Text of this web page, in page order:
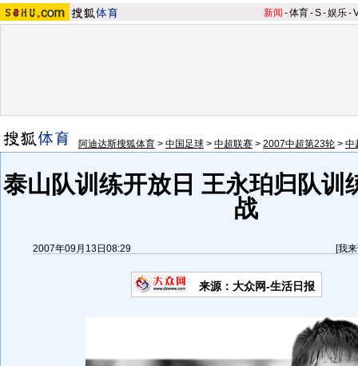
新闻 -体育-S-娱乐-
阿迪达斯搜狐体育 > 中国足球 > 中超联赛 > 2007中超第23轮 > 中
泰山队训练开放日 王永珀归队训
战
2007年09月13日08:29 [我
来源：大众网-生活日报